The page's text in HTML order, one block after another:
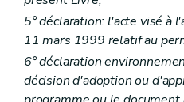
Art. D 82
Art. D 83
Art. D 84
Art. D 85
Art. D 86
Art. D 87
5° déclaration: l'acte visé à
11 mars 1999 relatif au
6° déclaration
décision d'adoption ou